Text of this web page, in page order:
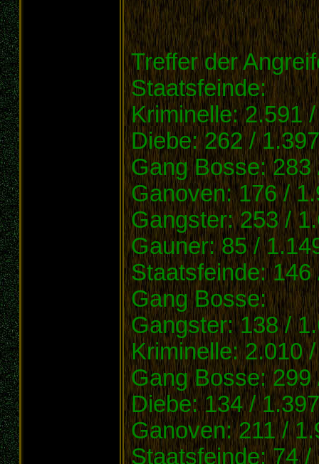
Treffer der
Staatsfeinde:
Kriminelle: 2.591
Diebe: 262 / 1.397
Gang Bosse: 283
Ganoven: 176 /
Gangster: 253 /
Gauner: 85 /
Staatsfeinde: 146
Gang Bosse:
Gangster: 138 /
Kriminelle: 2.010
Gang Bosse: 299
Diebe: 134 / 1.397
Ganoven: 211 /
Staatsfeinde: 74 /